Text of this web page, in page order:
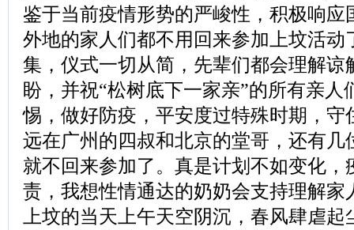
鉴于当前疫情形势的严峻性，积极响应
外地的家人们都不用回来参加上坟活动
集，仪式一切从简，先辈们都会理解谅
盼，并祝“松树底下一家亲”的所有亲人
惕，做好防疫，平安度过特殊时期，守
远在广州的四叔和北京的堂哥，还有几
就不回来参加了。真是计划不如变化，
责，我想性情通达的奶奶会支持理解家
上坟的当天上午天空阴沉，春风肆虐